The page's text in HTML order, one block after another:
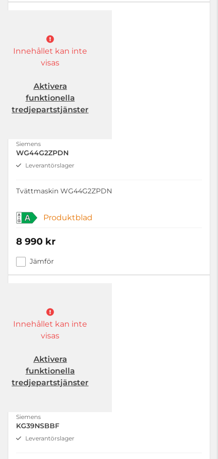
Innehållet kan inte
visas
Aktivera
funktionella
tredjepartstjänster
Siemens
WG44G2ZPDN
Leverantörslager
Tvättmaskin WG44G2ZPDN
A Produktblad
8 990 kr
Jämför
Innehållet kan inte
visas
Aktivera
funktionella
tredjepartstjänster
Siemens
KG39NSBBF
Leverantörslager